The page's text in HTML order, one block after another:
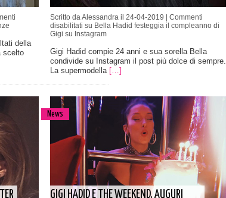
della
scelto
Scritto da Alessandra il 24-04-2019 | Commenti
disabilitati su Bella Hadid festeggia il compleanno di
Gigi su Instagram
Gigi Hadid compie 24 anni e sua sorella Bella
condivide su Instagram il post più dolce di sempre.
La supermodella […]
News
GIGI HADID E THE WEEKEND, AUGURI